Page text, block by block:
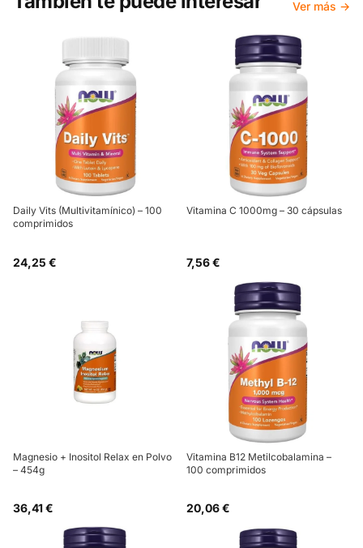
Ver más →
Daily Vits (Multivitamínico) – 100
comprimidos
24,25 €
Vitamina C 1000mg – 30 cápsulas
7,56 €
Magnesio + Inositol Relax en Polvo
– 454g
36,41 €
Vitamina B12 Metilcobalamina –
100 comprimidos
20,06 €